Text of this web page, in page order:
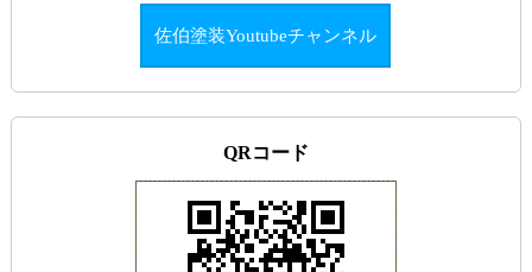
佐伯塗装Youtubeチャンネル
QRコード